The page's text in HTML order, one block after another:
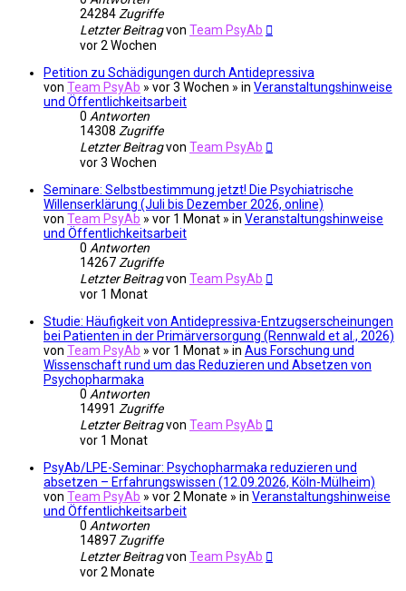
24284 Zugriffe
Letzter Beitragvon Team PsyAb
vor 2 Wochen
Petition zu Schädigungen durch Antidepressiva
von Team PsyAb » vor 3 Wochen » in Veranstaltungshinweise
und Öffentlichkeitsarbeit
0 Antworten
14308 Zugriffe
Letzter Beitragvon Team PsyAb
vor 3 Wochen
Seminare: Selbstbestimmung jetzt! Die Psychiatrische
Willenserklärung (Juli bis Dezember 2026, online)
von Team PsyAb » vor 1 Monat » in Veranstaltungshinweise
und Öffentlichkeitsarbeit
0 Antworten
14267 Zugriffe
Letzter Beitragvon Team PsyAb
vor 1 Monat
Studie: Häufigkeit von Antidepressiva-Entzugserscheinungen
bei Patienten in der Primärversorgung (Rennwald et al., 2026)
von Team PsyAb » vor 1 Monat » in Aus Forschung und
Wissenschaft rund um das Reduzieren und Absetzen von
Psychopharmaka
0 Antworten
14991 Zugriffe
Letzter Beitragvon Team PsyAb
vor 1 Monat
PsyAb/LPE-Seminar: Psychopharmaka reduzieren und
absetzen – Erfahrungswissen (12.09.2026, Köln-Mülheim)
von Team PsyAb » vor 2 Monate » in Veranstaltungshinweise
und Öffentlichkeitsarbeit
0 Antworten
14897 Zugriffe
Letzter Beitragvon Team PsyAb
vor 2 Monate